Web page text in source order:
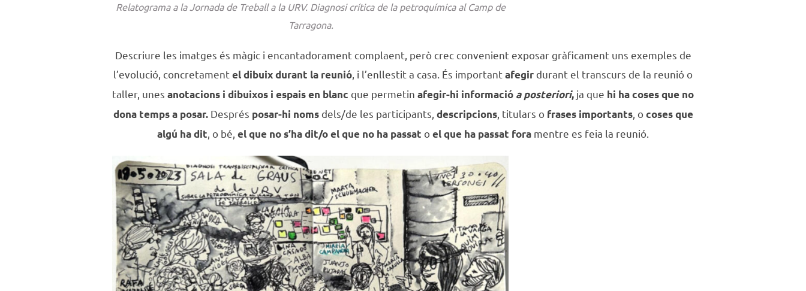
Relatograma a la Jornada de Treball a la URV. Diagnosi crítica de la petroquímica al Camp de
Tarragona.
Descriure les imatges és màgic i encantadorament complaent, però crec convenient exposar gràficament uns exemples de
l’evolució, concretamentel dibuix durant la reunió , i l’enllestit a casa. És importantafegir durant el transcurs de la reunió o
taller, unes anotacions i dibuixos i espais en blanc que permetin afegir-hi informació a posteriori, ja que hi ha coses que no
dona temps a posar. Després posar-hi nomsdels/de les participants, descripcions, titulars ofrases importants, ocoses que
algú ha dit , o bé, el que no s’ha dit/o el que no ha passat oel que ha passat fora mentre es feia la reunió.